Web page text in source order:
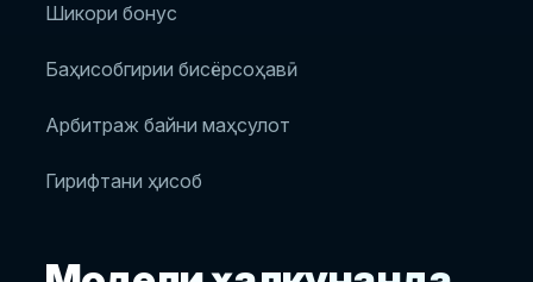
Шикори бонус
Баҳисобгирии бисёрсоҳавӣ
Арбитраж байни маҳсулот
Гирифтани ҳисоб